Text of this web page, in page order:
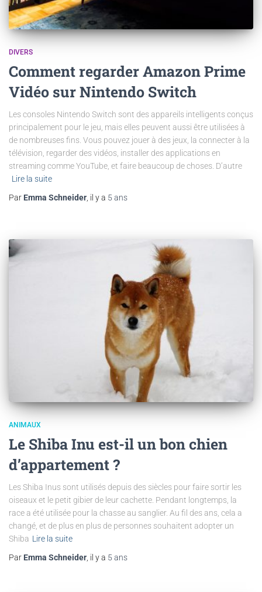
DIVERS
Comment regarder Amazon Prime
Vidéo sur Nintendo Switch
Les consoles Nintendo Switch sont des appareils intelligents conçus
principalement pour le jeu, mais elles peuvent aussi être utilisées à
de nombreuses fins. Vous pouvez jouer à des jeux, la connecter à la
télévision, regarder des vidéos, installer des applications en
streaming comme YouTube, et faire beaucoup de choses. D’autre
Lire la suite
Par Emma Schneider , il y a 5 ans
ANIMAUX
Le Shiba Inu est-il un bon chien
d’appartement ?
Les Shiba Inus sont utilisés depuis des siècles pour faire sortir les
oiseaux et le petit gibier de leur cachette. Pendant longtemps, la
race a été utilisée pour la chasse au sanglier. Au fil des ans, cela a
changé, et de plus en plus de personnes souhaitent adopter un
Shiba Lire la suite
Par Emma Schneider, il y a 5 ans